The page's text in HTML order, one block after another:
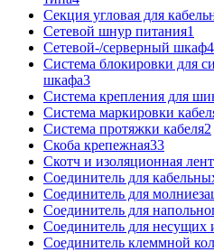
Секция угловая для
Сетевой шнур питания1
Сетевой-/серверный шкаф4
Система блокировки для
шкафа3
Система крепления для
Система маркировки
Система протяжки кабеля2
Скоба крепежная33
Скотч и изоляционная
Соединитель для
Соединитель для
Соединитель для
Соединитель для несущих
Соединитель клеммной